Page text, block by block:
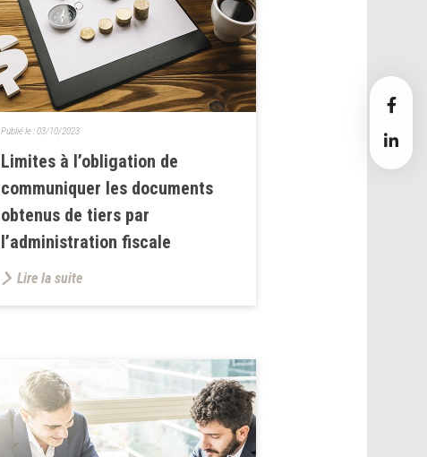
Limites à l’obligation de
communiquer les documents
obtenus de tiers par
l’administration fiscale
Publié le :03/10/2023
Lire la suite